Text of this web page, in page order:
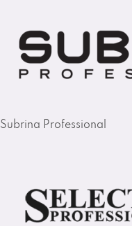
Subrina Professional